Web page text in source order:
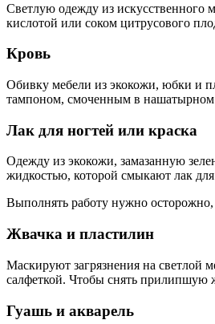
Светлую одежду из искусственного
кислотой или соком цитрусового
Кровь
Обивку мебели из экокожи, юбки и
тампоном, смоченным в нашатырном
Лак для ногтей или краска
Одежду из экокожи, замазанную
жидкостью, которой смыкают лак для
Выполнять работу нужно осторожно,
Жвачка и пластилин
Маскируют загрязнения на светлой
салфеткой. Чтобы снять прилипшую
Гуашь и акварель